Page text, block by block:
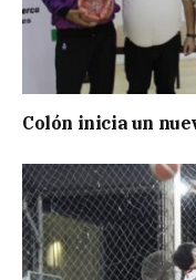
Colón inicia un